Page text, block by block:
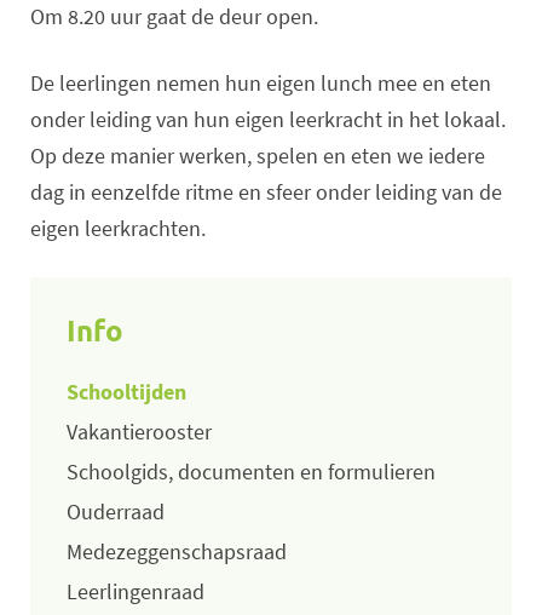
Om 8.20 uur gaat de deur open.
De leerlingen nemen hun eigen lunch mee en eten
onder leiding van hun eigen leerkracht in het lokaal.
Op deze manier werken, spelen en eten we iedere
dag in eenzelfde ritme en sfeer onder leiding van de
eigen leerkrachten.
Info
Schooltijden
Vakantierooster
Schoolgids, documenten en formulieren
Ouderraad
Medezeggenschapsraad
Leerlingenraad